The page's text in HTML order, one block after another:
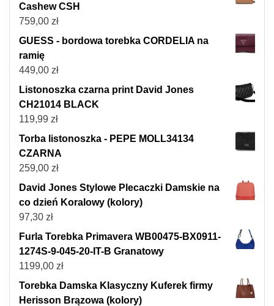
Cashew CSH
759,00 zł
GUESS - bordowa torebka CORDELIA na
ramię
449,00 zł
Listonoszka czarna print David Jones
CH21014 BLACK
119,99 zł
Torba listonoszka - PEPE MOLL34134
CZARNA
259,00 zł
David Jones Stylowe Plecaczki Damskie na
co dzień Koralowy (kolory)
97,30 zł
Furla Torebka Primavera WB00475-BX0911-
1274S-9-045-20-IT-B Granatowy
1199,00 zł
Torebka Damska Klasyczny Kuferek firmy
Herisson Brązowa (kolory)